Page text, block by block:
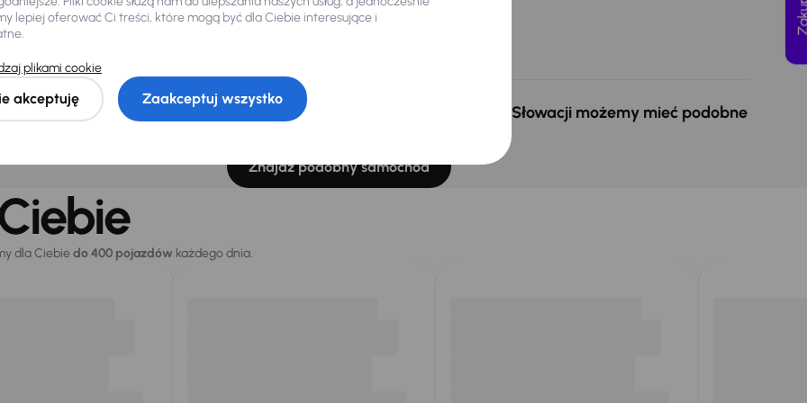
23 000 zł
Najniższa cena z
30 dni przed
Cena po obniżce
39 500 zł
auto z oferty? Nie szkodzi, w naszych oddziałach w Czechach i na Słowacji możemy mieć podobne
Znajdź podobny samochód
dla Ciebiedo 400 pojazdów każdego dnia.
lepiej oferować Ci treści, które mogą być dla Ciebie interesujące i
plikami cookie
akceptuję Zaakceptuj wszystko